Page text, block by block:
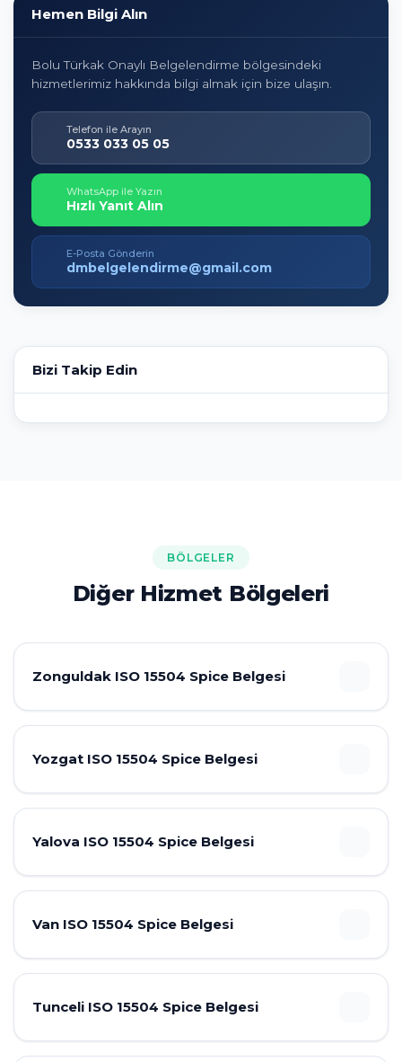
Hemen Bilgi Alın
Bolu Türkak Onaylı Belgelendirme bölgesindeki
hizmetlerimiz hakkında bilgi almak için bize ulaşın.
Telefon ile Arayın
0533 033 05 05
WhatsApp ile Yazın
Hızlı Yanıt Alın
E-Posta Gönderin
dmbelgelendirme@gmail.com
Bizi Takip Edin
BÖLGELER
Diğer Hizmet Bölgeleri
Zonguldak ISO 15504 Spice Belgesi
Yozgat ISO 15504 Spice Belgesi
Yalova ISO 15504 Spice Belgesi
Van ISO 15504 Spice Belgesi
Tunceli ISO 15504 Spice Belgesi